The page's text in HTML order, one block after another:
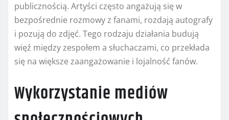
publicznością. Artyści często angażują się w
bezpośrednie rozmowy z fanami, rozdają autografy
i pozują do zdjęć. Tego rodzaju działania budują
więź między zespołem a słuchaczami, co przekłada
się na większe zaangażowanie i lojalność fanów.
Wykorzystanie mediów